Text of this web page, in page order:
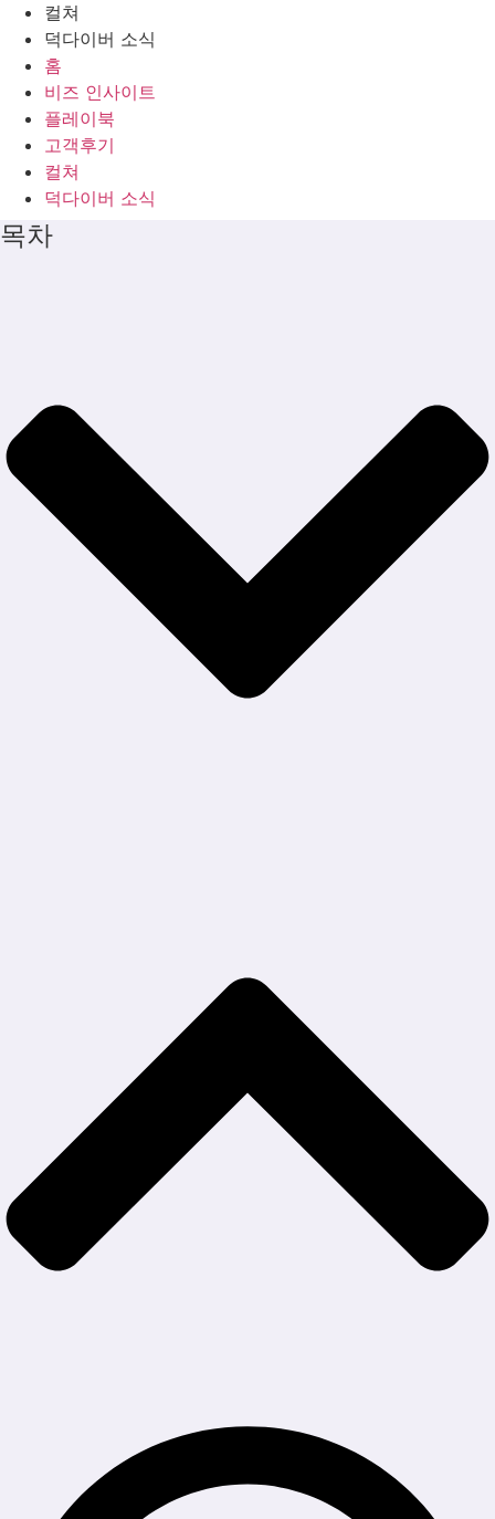
컬쳐
덕다이버 소식
홈
비즈 인사이트
플레이북
고객후기
컬쳐
덕다이버 소식
목차